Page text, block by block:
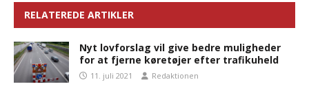
RELATEREDE ARTIKLER
Nyt lovforslag vil give bedre muligheder
for at fjerne køretøjer efter trafikuheld
11. juli 2021 Redaktionen